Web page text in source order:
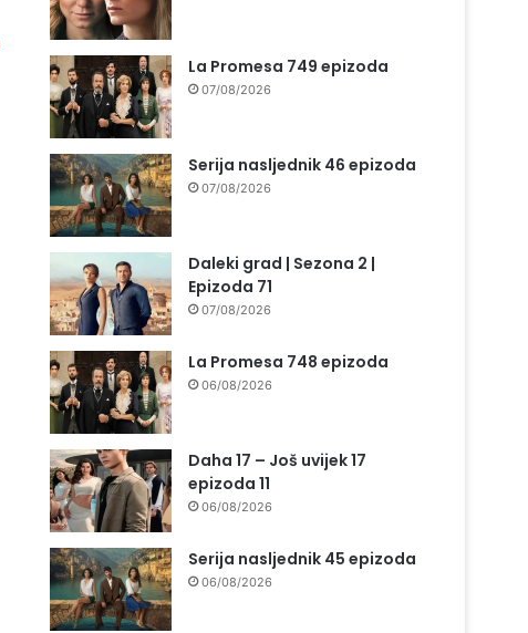
La Promesa 749 epizoda
07/08/2026
Serija nasljednik 46 epizoda
07/08/2026
Daleki grad | Sezona 2 |
Epizoda 71
07/08/2026
La Promesa 748 epizoda
06/08/2026
Daha 17 – Još uvijek 17
epizoda 11
06/08/2026
Serija nasljednik 45 epizoda
06/08/2026